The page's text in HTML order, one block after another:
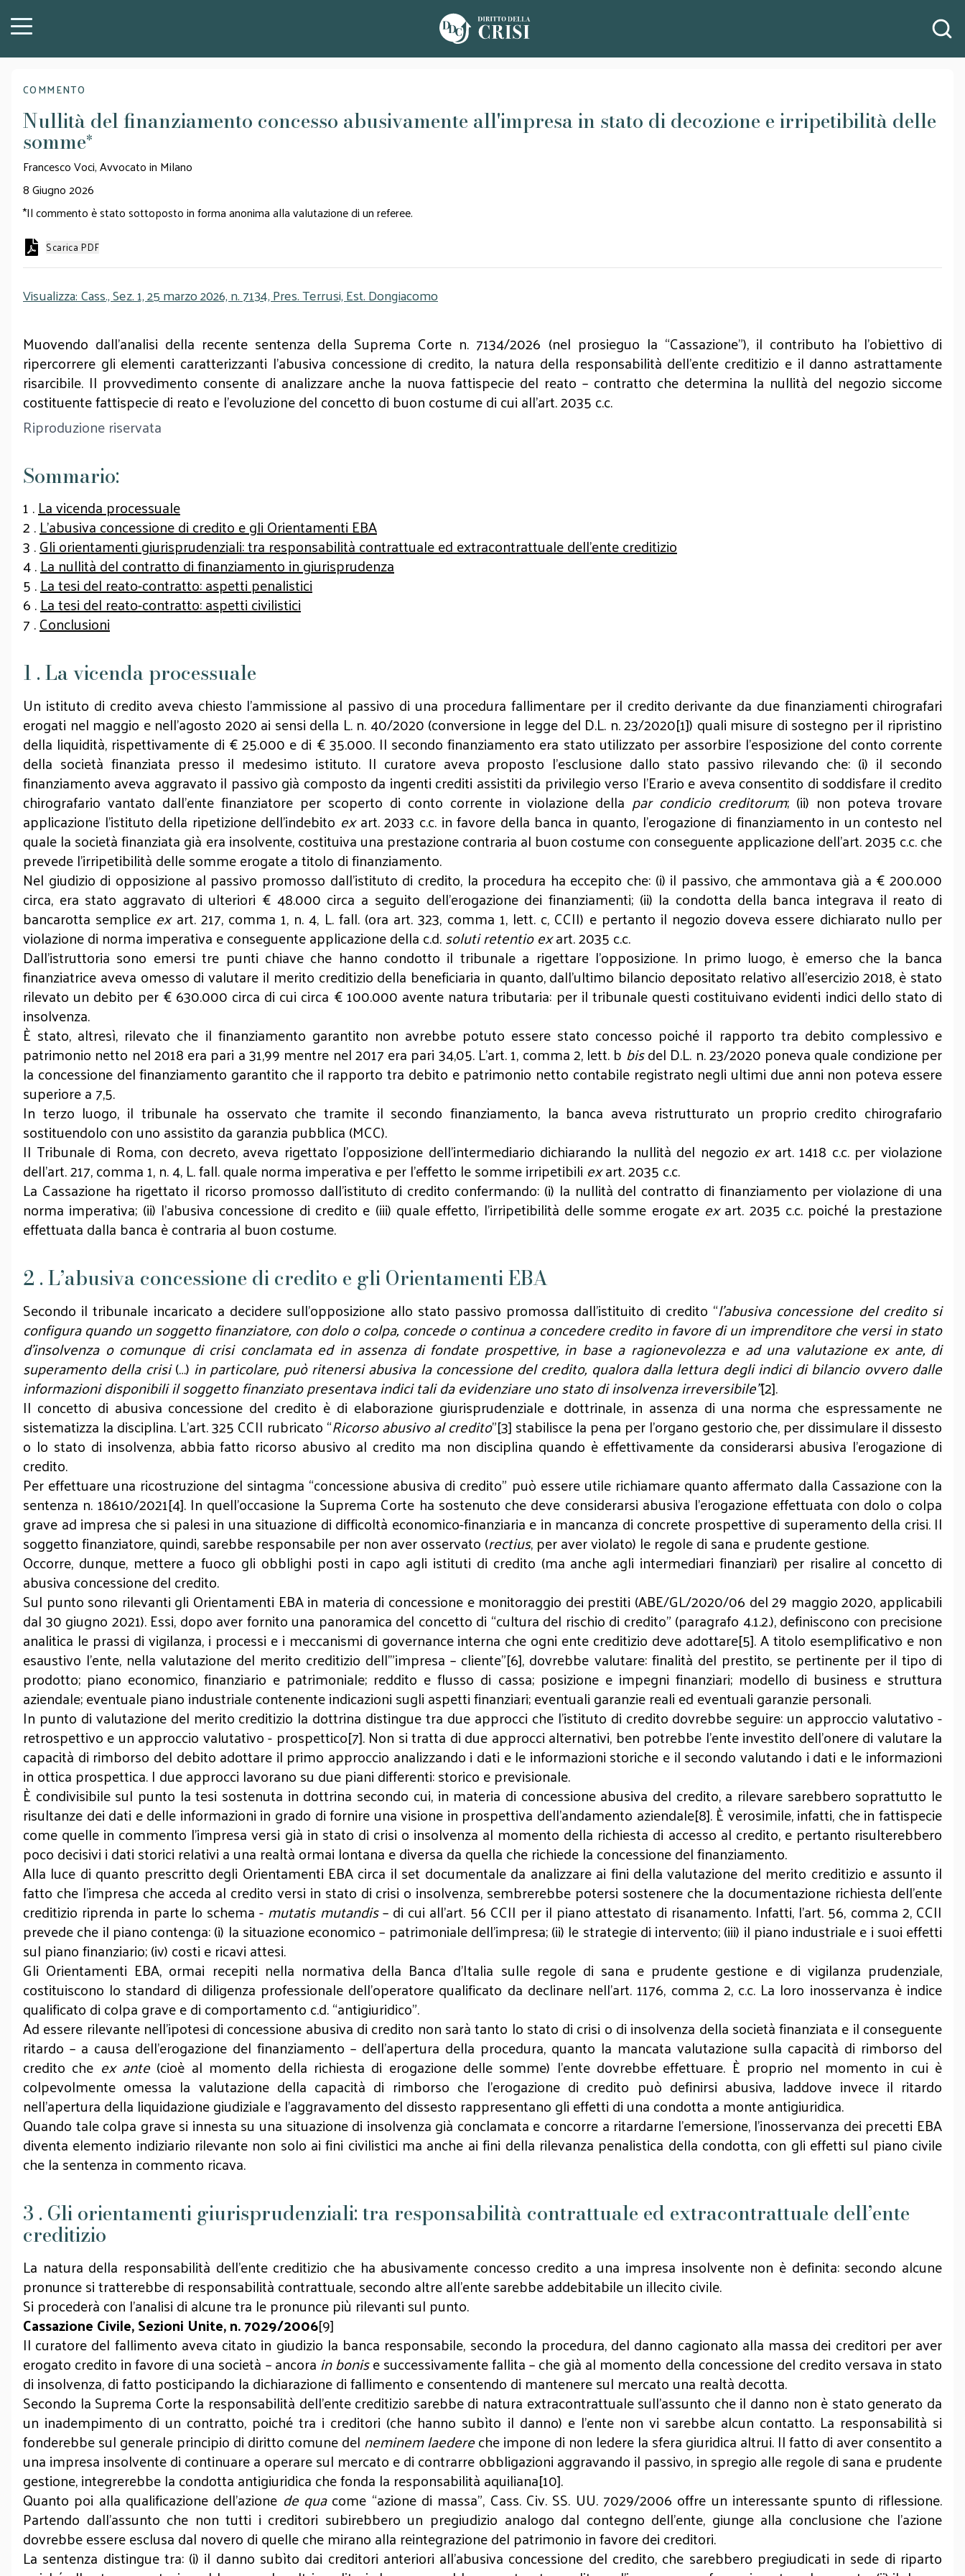
COMMENTO
Nullità del finanziamento concesso abusivamente all'impresa in stato di decozione e irripetibilità delle
somme*
Francesco Voci, Avvocato in Milano
8 Giugno 2026
*Il commento è stato sottoposto in forma anonima alla valutazione di un referee.
Scarica PDF
Visualizza: Cass., Sez. 1, 25 marzo 2026, n. 7134, Pres. Terrusi, Est. Dongiacomo
Muovendo dall’analisi della recente sentenza della Suprema Corte n. 7134/2026 (nel prosieguo la “Cassazione”), il contributo ha l’obiettivo di
ripercorrere gli elementi caratterizzanti l’abusiva concessione di credito, la natura della responsabilità dell’ente creditizio e il danno astrattamente
risarcibile. Il provvedimento consente di analizzare anche la nuova fattispecie del reato – contratto che determina la nullità del negozio siccome
costituente fattispecie di reato e l’evoluzione del concetto di buon costume di cui all’art. 2035 c.c.
Riproduzione riservata
Sommario:
1 .La vicenda processuale
2 .L’abusiva concessione di credito e gli Orientamenti EBA
3 .Gli orientamenti giurisprudenziali: tra responsabilità contrattuale ed extracontrattuale dell’ente creditizio
4 .La nullità del contratto di finanziamento in giurisprudenza
5 .La tesi del reato-contratto: aspetti penalistici
6 .La tesi del reato-contratto: aspetti civilistici
7 .Conclusioni
1 . La vicenda processuale
Un istituto di credito aveva chiesto l’ammissione al passivo di una procedura fallimentare per il credito derivante da due finanziamenti chirografari
erogati nel maggio e nell'agosto 2020 ai sensi della L. n. 40/2020 (conversione in legge del D.L. n. 23/2020[1]) quali misure di sostegno per il ripristino
della liquidità, rispettivamente di € 25.000 e di € 35.000. Il secondo finanziamento era stato utilizzato per assorbire l’esposizione del conto corrente
della società finanziata presso il medesimo istituto. Il curatore aveva proposto l'esclusione dallo stato passivo rilevando che: (i) il secondo
finanziamento aveva aggravato il passivo già composto da ingenti crediti assistiti da privilegio verso l’Erario e aveva consentito di soddisfare il credito
chirografario vantato dall’ente finanziatore per scoperto di conto corrente in violazione della par condicio creditorum; (ii) non poteva trovare
applicazione l’istituto della ripetizione dell’indebito exart. 2033 c.c. in favore della banca in quanto, l’erogazione di finanziamento in un contesto nel
quale la società finanziata già era insolvente, costituiva una prestazione contraria al buon costume con conseguente applicazione dell’art. 2035 c.c. che
prevede l’irripetibilità delle somme erogate a titolo di finanziamento.
Nel giudizio di opposizione al passivo promosso dall’istituto di credito, la procedura ha eccepito che: (i) il passivo, che ammontava già a € 200.000
circa, era stato aggravato di ulteriori € 48.000 circa a seguito dell’erogazione dei finanziamenti; (ii) la condotta della banca integrava il reato di
bancarotta semplice exart. 217, comma 1, n. 4, L. fall. (ora art. 323, comma 1, lett. c, CCII) e pertanto il negozio doveva essere dichiarato nullo per
violazione di norma imperativa e conseguente applicazione della c.d.soluti retentioexart. 2035 c.c.
Dall’istruttoria sono emersi tre punti chiave che hanno condotto il tribunale a rigettare l’opposizione. In primo luogo, è emerso che la banca
finanziatrice aveva omesso di valutare il merito creditizio della beneficiaria in quanto, dall’ultimo bilancio depositato relativo all’esercizio 2018, è stato
rilevato un debito per € 630.000 circa di cui circa € 100.000 avente natura tributaria: per il tribunale questi costituivano evidenti indici dello stato di
insolvenza.
È stato, altresì, rilevato che il finanziamento garantito non avrebbe potuto essere stato concesso poiché il rapporto tra debito complessivo e
patrimonio netto nel 2018 era pari a 31,99 mentre nel 2017 era pari 34,05. L’art. 1, comma 2, lett. b bisdel D.L. n. 23/2020 poneva quale condizione per
la concessione del finanziamento garantito che il rapporto tra debito e patrimonio netto contabile registrato negli ultimi due anni non poteva essere
superiore a 7,5.
In terzo luogo, il tribunale ha osservato che tramite il secondo finanziamento, la banca aveva ristrutturato un proprio credito chirografario
sostituendolo con uno assistito da garanzia pubblica (MCC).
Il Tribunale di Roma, con decreto, aveva rigettato l'opposizione dell’intermediario dichiarando la nullità del negozio exart. 1418 c.c. per violazione
dell’art. 217, comma 1, n. 4, L. fall. quale norma imperativa e per l’effetto le somme irripetibili exart. 2035 c.c.
La Cassazione ha rigettato il ricorso promosso dall’istituto di credito confermando: (i) la nullità del contratto di finanziamento per violazione di una
norma imperativa; (ii) l’abusiva concessione di credito e (iii) quale effetto, l'irripetibilità delle somme erogate exart. 2035 c.c. poiché la prestazione
effettuata dalla banca è contraria al buon costume.
2 . L’abusiva concessione di credito e gli Orientamenti EBA
Secondo il tribunale incaricato a decidere sull’opposizione allo stato passivo promossa dall’istituito di credito “l’abusiva concessione del credito si
configura quando un soggetto finanziatore, con dolo o colpa, concede o continua a concedere credito in favore di un imprenditore che versi in stato
d’insolvenza o comunque di crisi conclamata ed in assenza di fondate prospettive, in base a ragionevolezza e ad una valutazione ex ante, di
superamento della crisi(…) in particolare, può ritenersi abusiva la concessione del credito, qualora dalla lettura degli indici di bilancio ovvero dalle
informazioni disponibili il soggetto finanziato presentava indici tali da evidenziare uno stato di insolvenza irreversibile”[2].
Il concetto di abusiva concessione del credito è di elaborazione giurisprudenziale e dottrinale, in assenza di una norma che espressamente ne
sistematizza la disciplina. L’art. 325 CCII rubricato “Ricorso abusivo al credito”[3] stabilisce la pena per l’organo gestorio che, per dissimulare il dissesto
o lo stato di insolvenza, abbia fatto ricorso abusivo al credito ma non disciplina quando è effettivamente da considerarsi abusiva l’erogazione di
credito.
Per effettuare una ricostruzione del sintagma “concessione abusiva di credito” può essere utile richiamare quanto affermato dalla Cassazione con la
sentenza n. 18610/2021[4]. In quell’occasione la Suprema Corte ha sostenuto che deve considerarsi abusiva l’erogazione effettuata con dolo o colpa
grave ad impresa che si palesi in una situazione di difficoltà economico-finanziaria e in mancanza di concrete prospettive di superamento della crisi. Il
soggetto finanziatore, quindi, sarebbe responsabile per non aver osservato (rectius, per aver violato) le regole di sana e prudente gestione.
Occorre, dunque, mettere a fuoco gli obblighi posti in capo agli istituti di credito (ma anche agli intermediari finanziari) per risalire al concetto di
abusiva concessione del credito.
Sul punto sono rilevanti gli Orientamenti EBA in materia di concessione e monitoraggio dei prestiti (ABE/GL/2020/06 del 29 maggio 2020, applicabili
dal 30 giugno 2021). Essi, dopo aver fornito una panoramica del concetto di “cultura del rischio di credito” (paragrafo 4.1.2.), definiscono con precisione
analitica le prassi di vigilanza, i processi e i meccanismi di governance interna che ogni ente creditizio deve adottare[5]. A titolo esemplificativo e non
esaustivo l’ente, nella valutazione del merito creditizio dell’”impresa – cliente”[6], dovrebbe valutare: finalità del prestito, se pertinente per il tipo di
prodotto; piano economico, finanziario e patrimoniale; reddito e flusso di cassa; posizione e impegni finanziari; modello di business e struttura
aziendale; eventuale piano industriale contenente indicazioni sugli aspetti finanziari; eventuali garanzie reali ed eventuali garanzie personali.
In punto di valutazione del merito creditizio la dottrina distingue tra due approcci che l’istituto di credito dovrebbe seguire: un approccio valutativo -
retrospettivo e un approccio valutativo - prospettico[7]. Non si tratta di due approcci alternativi, ben potrebbe l’ente investito dell’onere di valutare la
capacità di rimborso del debito adottare il primo approccio analizzando i dati e le informazioni storiche e il secondo valutando i dati e le informazioni
in ottica prospettica. I due approcci lavorano su due piani differenti: storico e previsionale.
È condivisibile sul punto la tesi sostenuta in dottrina secondo cui, in materia di concessione abusiva del credito, a rilevare sarebbero soprattutto le
risultanze dei dati e delle informazioni in grado di fornire una visione in prospettiva dell’andamento aziendale[8]. È verosimile, infatti, che in fattispecie
come quelle in commento l’impresa versi già in stato di crisi o insolvenza al momento della richiesta di accesso al credito, e pertanto risulterebbero
poco decisivi i dati storici relativi a una realtà ormai lontana e diversa da quella che richiede la concessione del finanziamento.
Alla luce di quanto prescritto degli Orientamenti EBA circa il set documentale da analizzare ai fini della valutazione del merito creditizio e assunto il
fatto che l’impresa che acceda al credito versi in stato di crisi o insolvenza, sembrerebbe potersi sostenere che la documentazione richiesta dell’ente
creditizio riprenda in parte lo schema -mutatis mutandis– di cui all’art. 56 CCII per il piano attestato di risanamento. Infatti, l’art. 56, comma 2, CCII
prevede che il piano contenga: (i) la situazione economico – patrimoniale dell’impresa; (ii) le strategie di intervento; (iii) il piano industriale e i suoi effetti
sul piano finanziario; (iv) costi e ricavi attesi.
Gli Orientamenti EBA, ormai recepiti nella normativa della Banca d’Italia sulle regole di sana e prudente gestione e di vigilanza prudenziale,
costituiscono lo standard di diligenza professionale dell'operatore qualificato da declinare nell’art. 1176, comma 2, c.c. La loro inosservanza è indice
qualificato di colpa grave e di comportamento c.d. “antigiuridico”.
Ad essere rilevante nell’ipotesi di concessione abusiva di credito non sarà tanto lo stato di crisi o di insolvenza della società finanziata e il conseguente
ritardo – a causa dell’erogazione del finanziamento – dell’apertura della procedura, quanto la mancata valutazione sulla capacità di rimborso del
credito che ex ante (cioè al momento della richiesta di erogazione delle somme) l’ente dovrebbe effettuare. È proprio nel momento in cui è
colpevolmente omessa la valutazione della capacità di rimborso che l’erogazione di credito può definirsi abusiva, laddove invece il ritardo
nell’apertura della liquidazione giudiziale e l’aggravamento del dissesto rappresentano gli effetti di una condotta a monte antigiuridica.
Quando tale colpa grave si innesta su una situazione di insolvenza già conclamata e concorre a ritardarne l'emersione, l'inosservanza dei precetti EBA
diventa elemento indiziario rilevante non solo ai fini civilistici ma anche ai fini della rilevanza penalistica della condotta, con gli effetti sul piano civile
che la sentenza in commento ricava.
3 . Gli orientamenti giurisprudenziali: tra responsabilità contrattuale ed extracontrattuale dell’ente
creditizio
La natura della responsabilità dell’ente creditizio che ha abusivamente concesso credito a una impresa insolvente non è definita: secondo alcune
pronunce si tratterebbe di responsabilità contrattuale, secondo altre all’ente sarebbe addebitabile un illecito civile.
Si procederà con l’analisi di alcune tra le pronunce più rilevanti sul punto.
Cassazione Civile, Sezioni Unite, n. 7029/2006[9]
Il curatore del fallimento aveva citato in giudizio la banca responsabile, secondo la procedura, del danno cagionato alla massa dei creditori per aver
erogato credito in favore di una società – ancorain bonise successivamente fallita – che già al momento della concessione del credito versava in stato
di insolvenza, di fatto posticipando la dichiarazione di fallimento e consentendo di mantenere sul mercato una realtà decotta.
Secondo la Suprema Corte la responsabilità dell’ente creditizio sarebbe di natura extracontrattuale sull’assunto che il danno non è stato generato da
un inadempimento di un contratto, poiché tra i creditori (che hanno subìto il danno) e l’ente non vi sarebbe alcun contatto. La responsabilità si
fonderebbe sul generale principio di diritto comune delneminem laedereche impone di non ledere la sfera giuridica altrui. Il fatto di aver consentito a
una impresa insolvente di continuare a operare sul mercato e di contrarre obbligazioni aggravando il passivo, in spregio alle regole di sana e prudente
gestione, integrerebbe la condotta antigiuridica che fonda la responsabilità aquiliana[10].
Quanto poi alla qualificazione dell’azione de quacome “azione di massa”, Cass. Civ. SS. UU. 7029/2006 offre un interessante spunto di riflessione.
Partendo dall’assunto che non tutti i creditori subirebbero un pregiudizio analogo dal contegno dell’ente, giunge alla conclusione che l’azione
dovrebbe essere esclusa dal novero di quelle che mirano alla reintegrazione del patrimonio in favore dei creditori.
La sentenza distingue tra: (i) il danno subìto dai creditori anteriori all’abusiva concessione del credito, che sarebbero pregiudicati in sede di riparto